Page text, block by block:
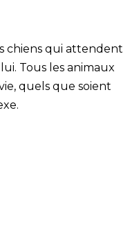
chiens qui attendent
Tous les animaux
quels que soient